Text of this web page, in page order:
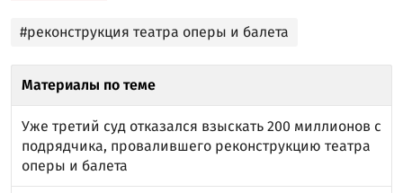
#реконструкция театра оперы и балета
Материалы по теме
Уже третий суд отказался взыскать 200 миллионов с
подрядчика, провалившего реконструкцию театра
оперы и балета